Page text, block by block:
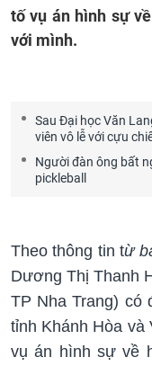
tố vụ án hình sự
với mình.
Sau Đại học Văn
viên vô lễ với cựu
Người đàn ông bất
pickleball
Theo thông tin từ
Dương Thị Thanh
TP Nha Trang) có
tỉnh Khánh Hòa và
vụ án hình sự về